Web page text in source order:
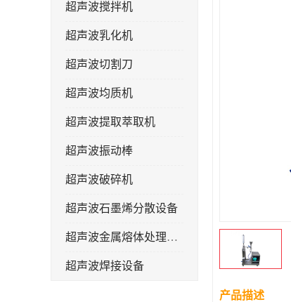
超声波搅拌机
超声波乳化机
超声波切割刀
超声波均质机
超声波提取萃取机
超声波振动棒
超声波破碎机
超声波石墨烯分散设备
超声波金属熔体处理设备
超声波焊接设备
产品描述